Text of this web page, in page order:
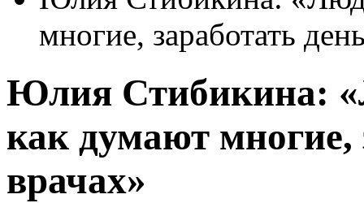
многие, заработать
Юлия Стибикина:
как думают многие,
врачах»